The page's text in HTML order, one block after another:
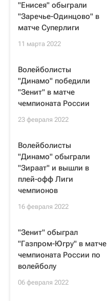
"Енисея" обыграли
"Заречье-Одинцово" в
матче Суперлиги
11 марта 2022
Волейболисты
"Динамо" победили
"Зенит" в матче
чемпионата России
23 февраля 2022
Волейболисты
"Динамо" обыграли
"Зираат" и вышли в
плей-офф Лиги
чемпионов
16 февраля 2022
"Зенит" обыграл
"Газпром-Югру" в матче
чемпионата России по
волейболу
06 февраля 2022